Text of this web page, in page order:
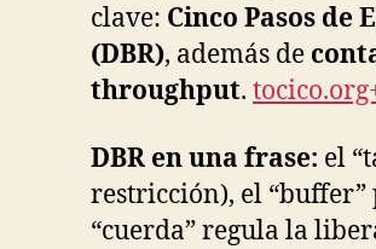
clave: Cinco Pasos de
(DBR), además de
throughput.
DBR en una frase: el
restricción), el
“cuerda” regula la